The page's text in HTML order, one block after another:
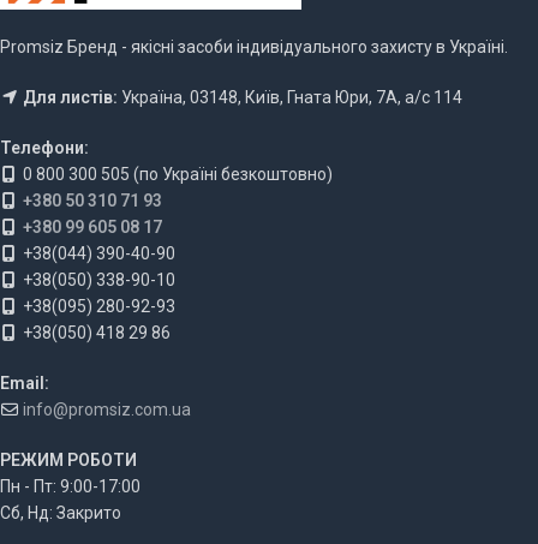
Promsiz Бренд - якісні засоби індивідуального захисту в Україні.
Для листів: Україна, 03148, Київ, Гната Юри, 7А, а/с 114
Телефони:
0 800 300 505 (по Україні безкоштовно)
+380 50 310 71 93
+380 99 605 08 17
+38(044) 390-40-90
+38(050) 338-90-10
+38(095) 280-92-93
+38(050) 418 29 86
Email:
info@promsiz.com.ua
РЕЖИМ РОБОТИ
Пн - Пт: 9:00-17:00
Сб, Нд: Закрито